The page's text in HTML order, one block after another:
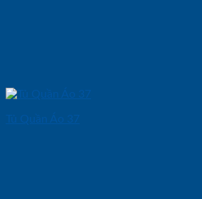
Tủ Quần Áo 37